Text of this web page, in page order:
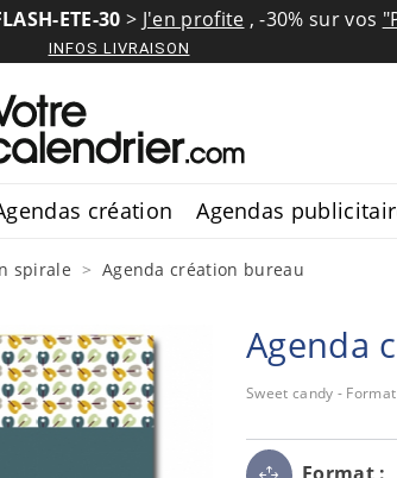
ETE-30 > J'en profite ,-30% sur vos
INFOS LIVRAISON
création Agendas
spirale Agenda création bureau
Agenda
Sweet candy -